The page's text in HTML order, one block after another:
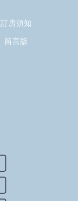
2025/07/01 00:29:59
2025/06/07 08:59:05
訂房須知
留言版